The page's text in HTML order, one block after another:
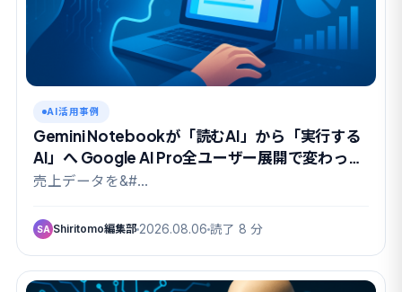
AI活用事例
Gemini Notebookが「読むAI」から「実行する
AI」へ Google AI Pro全ユーザー展開で変わった
こと
売上データを&#…
SA Shiritomo編集部 2026.08.06 読了 8 分